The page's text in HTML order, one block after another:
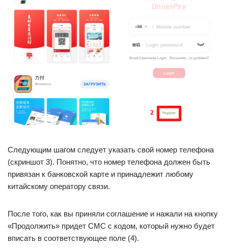
Следующим шагом следует указать свой номер телефона
(скриншот 3). Понятно, что номер телефона должен быть
привязан к банковской карте и принадлежит любому
китайскому оператору связи.
После того, как вы приняли соглашение и нажали на кнопку
«Продолжить» придет СМС с кодом, который нужно будет
вписать в соответствующее поле (4).